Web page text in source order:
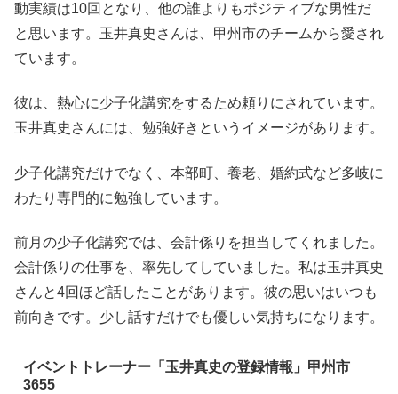
動実績は10回となり、他の誰よりもポジティブな男性だ
と思います。玉井真史さんは、甲州市のチームから愛され
ています。
彼は、熱心に少子化講究をするため頼りにされています。
玉井真史さんには、勉強好きというイメージがあります。
少子化講究だけでなく、本部町、養老、婚約式など多岐に
わたり専門的に勉強しています。
前月の少子化講究では、会計係りを担当してくれました。
会計係りの仕事を、率先してしていました。私は玉井真史
さんと4回ほど話したことがあります。彼の思いはいつも
前向きです。少し話すだけでも優しい気持ちになります。
イベントトレーナー「玉井真史の登録情報」甲州市
3655